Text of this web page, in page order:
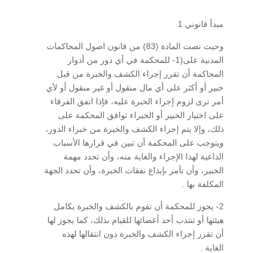
مبدأ قانوني 1
وحيث نصت المادة (83) من قانون اصول المحاكمات
المدنية على(1- للمحكمة في أي دور من أدوار
المحاكمة أن تقرر إجراء الكشف والخبرة من قبل
خبير أو أكثر على أي مال منقول أو غير منقول أو لأي
أمر ترى لزوم إجراء الخبرة عليه، فإذا اتفق الفرقاء
على اختيار الخبير أو الخبراء توافق المحكمة على
ذلك، وإلا يتم إجراء الكشف والخبرة من خبراء الدور،
ويتوجب على المحكمة أن تبين في قرارها الأسباب
الداعية لهذا الإجراء والغاية منه، وأن تحدد مهمة
الخبير، وأن تأمر بإيداع نفقات الخبرة، وأن تحدد الجهة
المكلفة بها .
2- يجوز للمحكمة أن تقوم بالكشف والخبرة بكامل
هيئتها أو تنتدب أحد أعضائها للقيام بذلك، كما يجوز لها
أن تقرر إجراء الكشف والخبرة دون انتقالها لهذه
الغاية .